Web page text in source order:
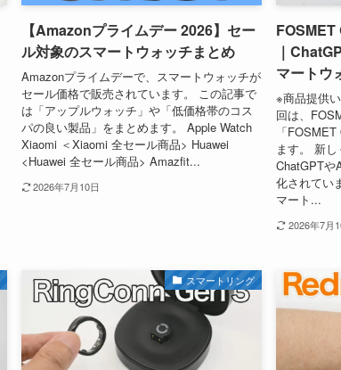
【Amazonプライムデー 2026】セー
ル対象のスマートウォッチまとめ
Amazonプライムデーで、スマートウォッチが
セール価格で販売されています。 この記事で
は「アップルウォッチ」や「低価格帯のコス
パの良い製品」をまとめます。 Apple Watch
Xiaomi ＜Xiaomi 全セール商品> Huawei
<Huawei 全セール商品> Amazfit...
2026年7月10日
FOSMET
｜
マートウ
※商品提供
回は、
「
ます。 新し
ChatGPTや
化されてい
マート...
2026年7月
スマートリング